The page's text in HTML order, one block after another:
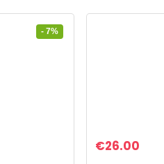
- 7%
€26.00